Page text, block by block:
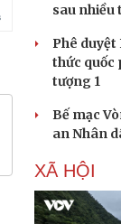
sau
Phê duyệt
thức quốc
tượng 1
Bế mạc
an Nhân
XÃ HỘI